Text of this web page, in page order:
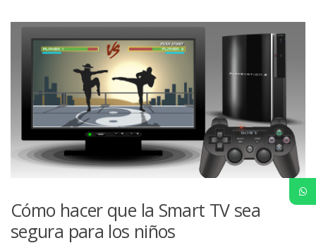
Cómo hacer que la Smart TV sea
segura para los niños